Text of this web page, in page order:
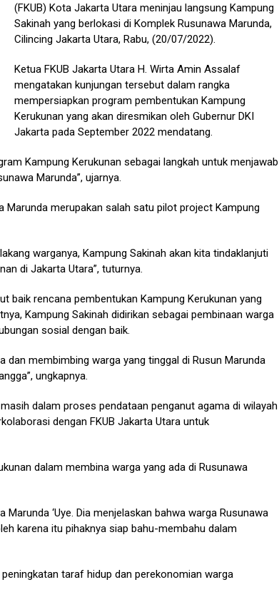
(FKUB) Kota Jakarta Utara meninjau langsung Kampung
Sakinah yang berlokasi di Komplek Rusunawa Marunda,
Cilincing Jakarta Utara, Rabu, (20/07/2022).
Ketua FKUB Jakarta Utara H. Wirta Amin Assalaf
mengatakan kunjungan tersebut dalam rangka
mempersiapkan program pembentukan Kampung
Kerukunan yang akan diresmikan oleh Gubernur DKI
Jakarta pada September 2022 mendatang.
Kampung Kerukunan sebagai langkah untuk menjawab
Marunda”, ujarnya.
Marunda merupakan salah satu pilot project Kampung
warganya, Kampung Sakinah akan kita tindaklanjuti
di Jakarta Utara”, tuturnya.
baik rencana pembentukan Kampung Kerukunan yang
Kampung Sakinah didirikan sebagai pembinaan warga
sosial dengan baik.
dan membimbing warga yang tinggal di Rusun Marunda
ungkapnya.
dalam proses pendataan penganut agama di wilayah
dengan FKUB Jakarta Utara untuk
dalam membina warga yang ada di Rusunawa
‘Uye. Dia menjelaskan bahwa warga Rusunawa
karena itu pihaknya siap bahu-membahu dalam
taraf hidup dan perekonomian warga